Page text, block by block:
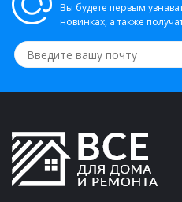
Вы будете первым
новинках, а также